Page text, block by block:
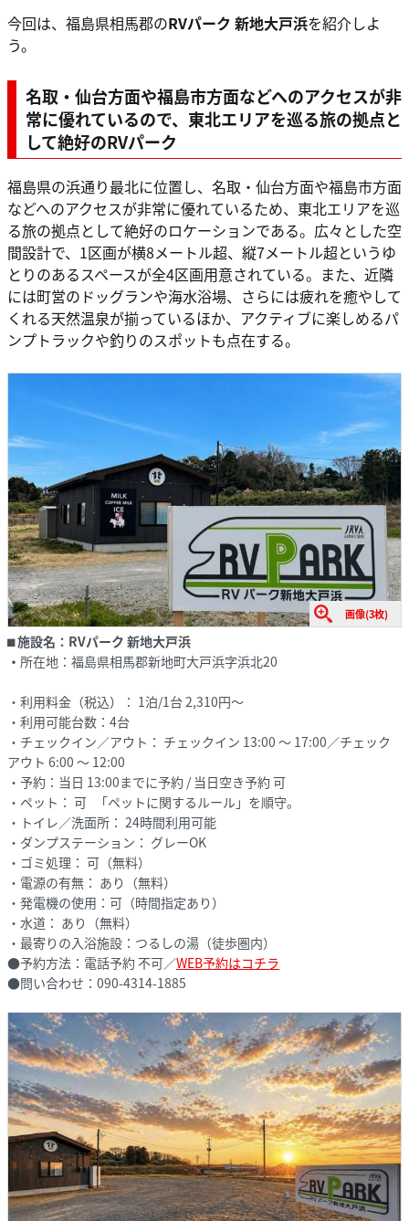
今回は、福島県相馬郡のRVパーク 新地大戸浜を紹介しよ
う。
名取・仙台方面や福島市方面などへのアクセスが非
常に優れているので、東北エリアを巡る旅の拠点と
して絶好のRVパーク
福島県の浜通り最北に位置し、名取・仙台方面や福島市方面
などへのアクセスが非常に優れているため、東北エリアを巡
る旅の拠点として絶好のロケーションである。広々とした空
間設計で、1区画が横8メートル超、縦7メートル超というゆ
とりのあるスペースが全4区画用意されている。また、近隣
には町営のドッグランや海水浴場、さらには疲れを癒やして
くれる天然温泉が揃っているほか、アクティブに楽しめるパ
ンプトラックや釣りのスポットも点在する。
画像(3枚)
⬛︎施設名： RVパーク 新地大戸浜
・ 所在地：福島県相馬郡新地町大戸浜字浜北20
・利用料金（税込）： 1泊/1台 2,310円～
・利用可能台数：4台
・チェックイン／アウト： チェックイン 13:00 ～ 17:00／チェック
アウト 6:00 ～ 12:00
・予約：当日 13:00までに予約 / 当日空き予約 可
・ペット： 可 「ペットに関するルール」を順守。
・トイレ／洗面所： 24時間利用可能
・ダンプステーション： グレーOK
・ゴミ処理： 可（無料）
・電源の有無： あり（無料）
・発電機の使用：可（時間指定あり）
・水道： あり（無料）
・最寄りの入浴施設：つるしの湯（徒歩圏内）
●予約方法：電話予約 不可／WEB予約はコチラ
●問い合わせ：090-4314-1885